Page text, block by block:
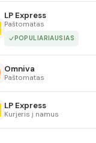
LP Express
Paštomatas
POPULIARIAUSIAS
Omniva
Paštomatas
LP Express
Kurjeris į namus